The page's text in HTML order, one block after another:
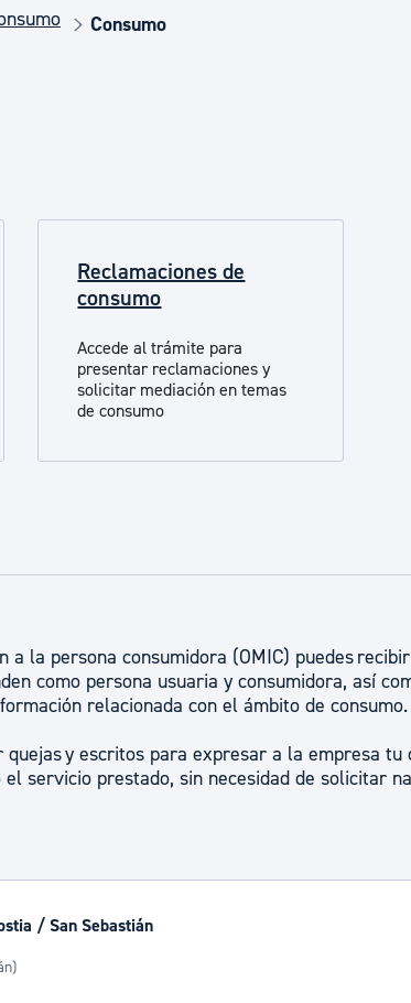
Noticias
Agenda cultural
Consumo
Reclamaciones de
consumo
Accede al trámite para
presentar reclamaciones y
solicitar mediación en temas
de consumo
a la persona consumidora (OMIC) puedes
como persona usuaria y consumidora, así
relacionada con el ámbito de consumo.
y escritos para expresar a la empresa tu
servicio prestado, sin necesidad de solicitar
/ San Sebastián